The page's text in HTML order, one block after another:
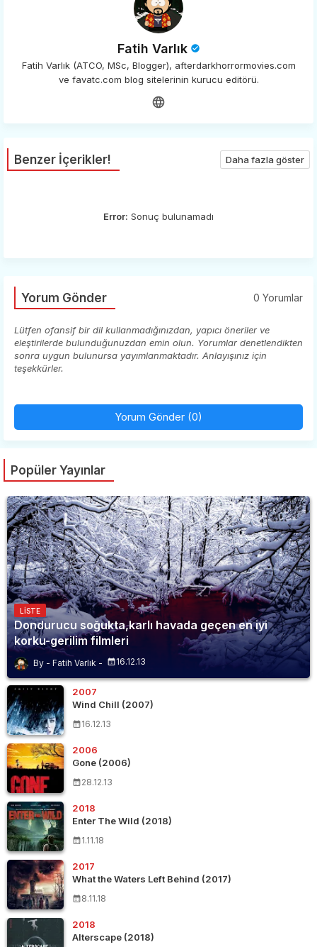
Fatih Varlık
Fatih Varlık (ATCO, MSc, Blogger), afterdarkhorrormovies.com
ve favatc.com blog sitelerinin kurucu editörü.
Benzer İçerikler! Daha fazla göster
Error: Sonuç bulunamadı
Yorum Gönder 0 Yorumlar
Lütfen ofansif bir dil kullanmadığınızdan, yapıcı öneriler ve
eleştirilerde bulunduğunuzdan emin olun. Yorumlar denetlendikten
sonra uygun bulunursa yayımlanmaktadır. Anlayışınız için
teşekkürler.
Yorum Gönder (0)
Popüler Yayınlar
LISTE
Dondurucu soğukta,karlı havada geçen en iyi
korku-gerilim filmleri
Fatih Varlık 16.12.13
2007
Wind Chill (2007)
16.12.13
2006
Gone (2006)
28.12.13
2018
Enter The Wild (2018)
1.11.18
2017
What the Waters Left Behind (2017)
8.11.18
2018
Alterscape (2018)